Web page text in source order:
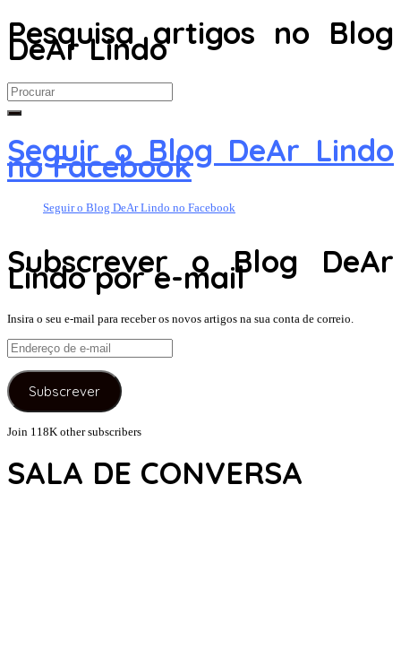
Pesquisa artigos no Blog
DeAr Lindo
Search
for:
Seguir o Blog DeAr Lindo
no Facebook
Seguir o Blog DeAr Lindo no Facebook
Subscrever o Blog DeAr
Lindo por e-mail
Insira o seu e-mail para receber os novos artigos na sua conta de correio.
Endereço
de
e-
mail
Subscrever
Join 118K other subscribers
SALA DE CONVERSA